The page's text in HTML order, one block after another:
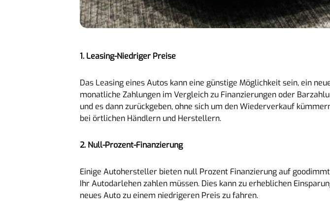
1. Leasing-Niedriger Preise
Das Leasing eines Autos kann eine günstige Möglichkeit sein, ein
monatliche Zahlungen im Vergleich zu Finanzierungen oder
und es dann zurückgeben, ohne sich um den Wiederverkauf
bei örtlichen Händlern und Herstellern.
2. Null-Prozent-Finanzierung
Einige Autohersteller bieten null Prozent Finanzierung auf
Ihr Autodarlehen zahlen müssen. Dies kann zu erheblichen
neues Auto zu einem niedrigeren Preis zu fahren.